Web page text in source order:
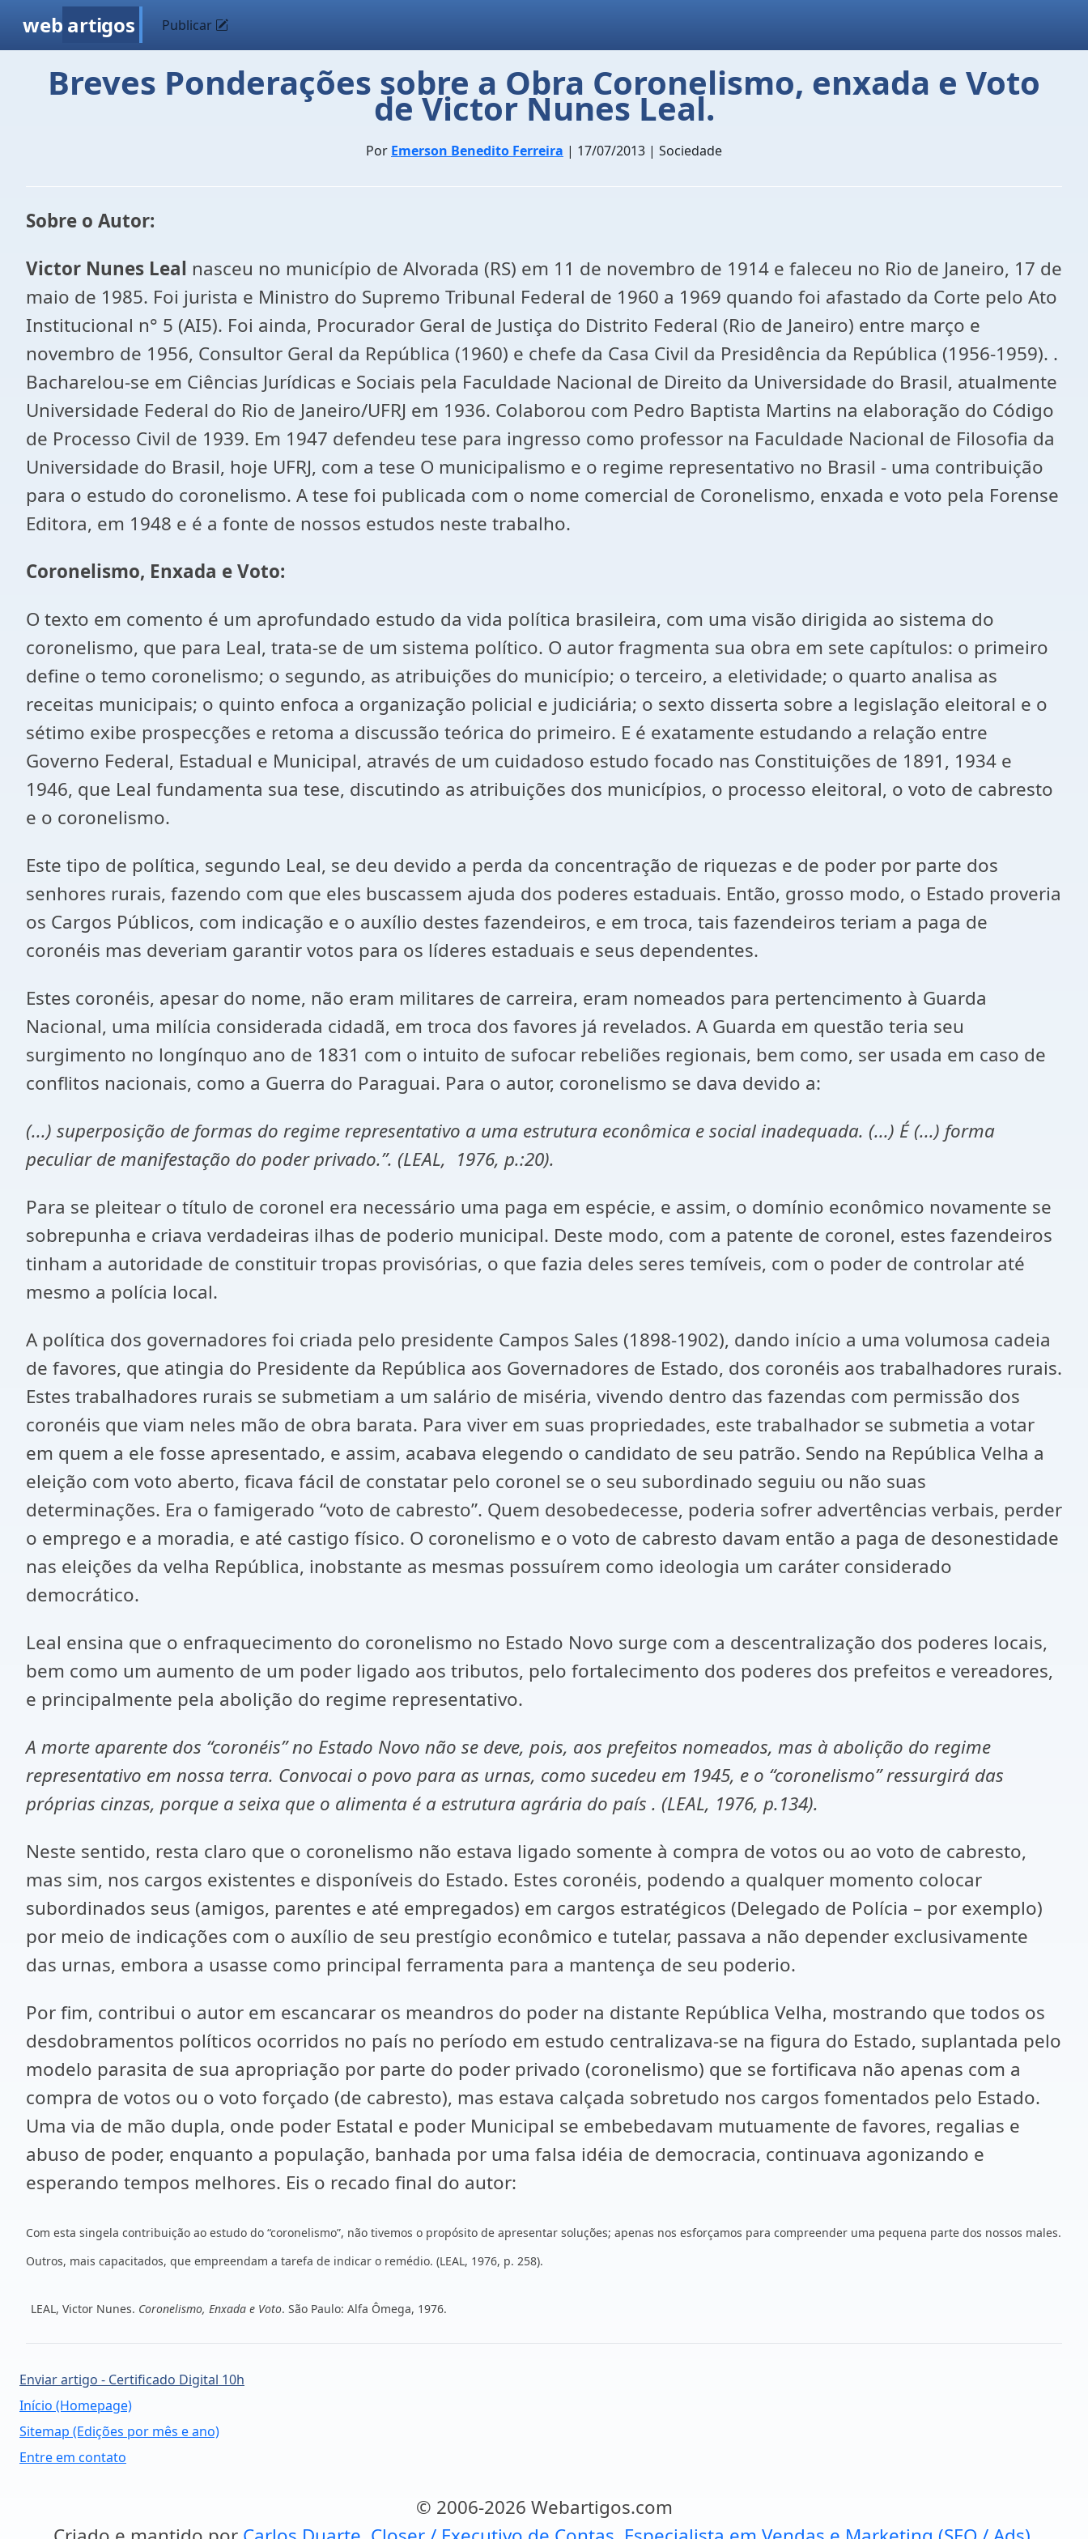
web artigos Publicar
Breves Ponderações sobre a Obra Coronelismo, enxada e Voto
de Victor Nunes Leal.
Por Emerson Benedito Ferreira | 17/07/2013 | Sociedade
Sobre o Autor:
Victor Nunes Leal nasceu no município de Alvorada (RS) em 11 de novembro de 1914 e faleceu no Rio de Janeiro, 17 de
maio de 1985. Foi jurista e Ministro do Supremo Tribunal Federal de 1960 a 1969 quando foi afastado da Corte pelo Ato
Institucional n° 5 (AI5). Foi ainda, Procurador Geral de Justiça do Distrito Federal (Rio de Janeiro) entre março e
novembro de 1956, Consultor Geral da República (1960) e chefe da Casa Civil da Presidência da República (1956-1959). .
Bacharelou-se em Ciências Jurídicas e Sociais pela Faculdade Nacional de Direito da Universidade do Brasil, atualmente
Universidade Federal do Rio de Janeiro/UFRJ em 1936. Colaborou com Pedro Baptista Martins na elaboração do Código
de Processo Civil de 1939. Em 1947 defendeu tese para ingresso como professor na Faculdade Nacional de Filosofia da
Universidade do Brasil, hoje UFRJ, com a tese O municipalismo e o regime representativo no Brasil - uma contribuição
para o estudo do coronelismo. A tese foi publicada com o nome comercial de Coronelismo, enxada e voto pela Forense
Editora, em 1948 e é a fonte de nossos estudos neste trabalho.
Coronelismo, Enxada e Voto:
O texto em comento é um aprofundado estudo da vida política brasileira, com uma visão dirigida ao sistema do
coronelismo, que para Leal, trata-se de um sistema político. O autor fragmenta sua obra em sete capítulos: o primeiro
define o temo coronelismo; o segundo, as atribuições do município; o terceiro, a eletividade; o quarto analisa as
receitas municipais; o quinto enfoca a organização policial e judiciária; o sexto disserta sobre a legislação eleitoral e o
sétimo exibe prospecções e retoma a discussão teórica do primeiro. E é exatamente estudando a relação entre
Governo Federal, Estadual e Municipal, através de um cuidadoso estudo focado nas Constituições de 1891, 1934 e
1946, que Leal fundamenta sua tese, discutindo as atribuições dos municípios, o processo eleitoral, o voto de cabresto
e o coronelismo.
Este tipo de política, segundo Leal, se deu devido a perda da concentração de riquezas e de poder por parte dos
senhores rurais, fazendo com que eles buscassem ajuda dos poderes estaduais. Então, grosso modo, o Estado proveria
os Cargos Públicos, com indicação e o auxílio destes fazendeiros, e em troca, tais fazendeiros teriam a paga de
coronéis mas deveriam garantir votos para os líderes estaduais e seus dependentes.
Estes coronéis, apesar do nome, não eram militares de carreira, eram nomeados para pertencimento à Guarda
Nacional, uma milícia considerada cidadã, em troca dos favores já revelados. A Guarda em questão teria seu
surgimento no longínquo ano de 1831 com o intuito de sufocar rebeliões regionais, bem como, ser usada em caso de
conflitos nacionais, como a Guerra do Paraguai. Para o autor, coronelismo se dava devido a:
(...) superposição de formas do regime representativo a uma estrutura econômica e social inadequada. (...) É (...) forma
peculiar de manifestação do poder privado.”. (LEAL, 1976, p.:20).
Para se pleitear o título de coronel era necessário uma paga em espécie, e assim, o domínio econômico novamente se
sobrepunha e criava verdadeiras ilhas de poderio municipal. Deste modo, com a patente de coronel, estes fazendeiros
tinham a autoridade de constituir tropas provisórias, o que fazia deles seres temíveis, com o poder de controlar até
mesmo a polícia local.
A política dos governadores foi criada pelo presidente Campos Sales (1898-1902), dando início a uma volumosa cadeia
de favores, que atingia do Presidente da República aos Governadores de Estado, dos coronéis aos trabalhadores rurais.
Estes trabalhadores rurais se submetiam a um salário de miséria, vivendo dentro das fazendas com permissão dos
coronéis que viam neles mão de obra barata. Para viver em suas propriedades, este trabalhador se submetia a votar
em quem a ele fosse apresentado, e assim, acabava elegendo o candidato de seu patrão. Sendo na República Velha a
eleição com voto aberto, ficava fácil de constatar pelo coronel se o seu subordinado seguiu ou não suas
determinações. Era o famigerado “voto de cabresto”. Quem desobedecesse, poderia sofrer advertências verbais, perder
o emprego e a moradia, e até castigo físico. O coronelismo e o voto de cabresto davam então a paga de desonestidade
nas eleições da velha República, inobstante as mesmas possuírem como ideologia um caráter considerado
democrático.
Leal ensina que o enfraquecimento do coronelismo no Estado Novo surge com a descentralização dos poderes locais,
bem como um aumento de um poder ligado aos tributos, pelo fortalecimento dos poderes dos prefeitos e vereadores,
e principalmente pela abolição do regime representativo.
A morte aparente dos “coronéis” no Estado Novo não se deve, pois, aos prefeitos nomeados, mas à abolição do regime
representativo em nossa terra. Convocai o povo para as urnas, como sucedeu em 1945, e o “coronelismo” ressurgirá das
próprias cinzas, porque a seixa que o alimenta é a estrutura agrária do país . (LEAL, 1976, p.134).
Neste sentido, resta claro que o coronelismo não estava ligado somente à compra de votos ou ao voto de cabresto,
mas sim, nos cargos existentes e disponíveis do Estado. Estes coronéis, podendo a qualquer momento colocar
subordinados seus (amigos, parentes e até empregados) em cargos estratégicos (Delegado de Polícia – por exemplo)
por meio de indicações com o auxílio de seu prestígio econômico e tutelar, passava a não depender exclusivamente
das urnas, embora a usasse como principal ferramenta para a mantença de seu poderio.
Por fim, contribui o autor em escancarar os meandros do poder na distante República Velha, mostrando que todos os
desdobramentos políticos ocorridos no país no período em estudo centralizava-se na figura do Estado, suplantada pelo
modelo parasita de sua apropriação por parte do poder privado (coronelismo) que se fortificava não apenas com a
compra de votos ou o voto forçado (de cabresto), mas estava calçada sobretudo nos cargos fomentados pelo Estado.
Uma via de mão dupla, onde poder Estatal e poder Municipal se embebedavam mutuamente de favores, regalias e
abuso de poder, enquanto a população, banhada por uma falsa idéia de democracia, continuava agonizando e
esperando tempos melhores. Eis o recado final do autor:
Com esta singela contribuição ao estudo do “coronelismo”, não tivemos o propósito de apresentar soluções; apenas nos esforçamos para compreender uma pequena parte dos nossos males.
Outros, mais capacitados, que empreendam a tarefa de indicar o remédio. (LEAL, 1976, p. 258).
LEAL, Victor Nunes. Coronelismo, Enxada e Voto. São Paulo: Alfa Ômega, 1976.
Enviar artigo - Certificado Digital 10h
Início (Homepage)
Sitemap (Edições por mês e ano)
Entre em contato
© 2006-2026 Webartigos.com